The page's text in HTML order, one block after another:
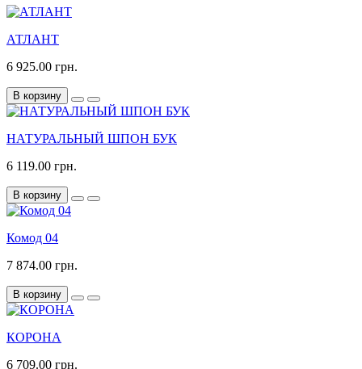
АТЛАНТ
6 925.00 грн.
В корзину
НАТУРАЛЬНЫЙ ШПОН БУК
6 119.00 грн.
В корзину
Комод 04
7 874.00 грн.
В корзину
КОРОНА
6 709.00 грн.